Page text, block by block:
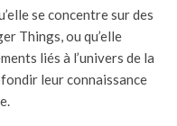
se concentre sur des
Things, ou qu’elle
liés à l’univers de la
leur connaissance